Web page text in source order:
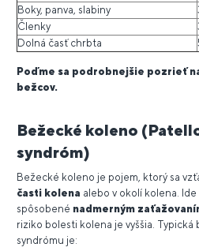
Boky, panva, slabiny
Členky
Dolná časť chrbta
Poďme sa podrobnejšie pozrieť
bežcov.
Bežecké koleno
syndróm)
Bežecké koleno je pojem, ktorý sa
časti kolena alebo v okolí kolena.
spôsobené nadmerným
riziko bolesti kolena je vyššia.
syndrómu je: